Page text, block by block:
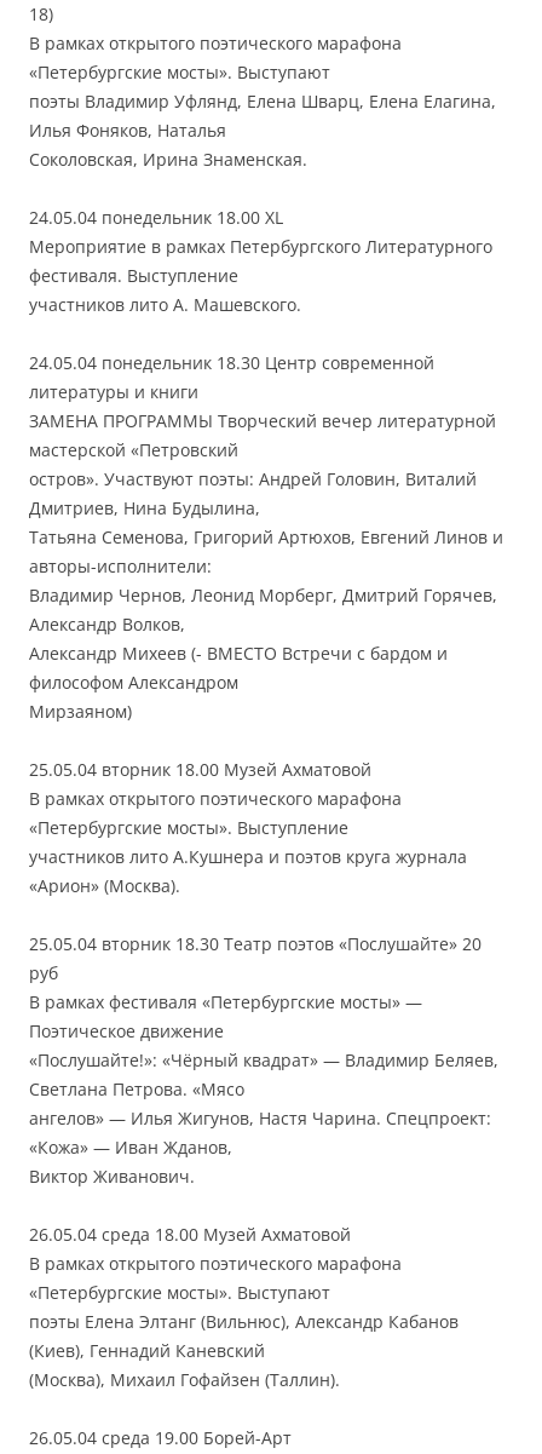
18)
В рамках открытого поэтического марафона
«Петербургские мосты». Выступают
поэты Владимир Уфлянд, Елена Шварц, Елена Елагина,
Илья Фоняков, Наталья
Соколовская, Ирина Знаменская.
24.05.04 понедельник 18.00 XL
Мероприятие в рамках Петербургского Литературного
фестиваля. Выступление
участников лито А. Машевского.
24.05.04 понедельник 18.30 Центр современной
литературы и книги
ЗАМЕНА ПРОГРАММЫ Творческий вечер литературной
мастерской «Петровский
остров». Участвуют поэты: Андрей Головин, Виталий
Дмитриев, Нина Будылина,
Татьяна Семенова, Григорий Артюхов, Евгений Линов и
авторы-исполнители:
Владимир Чернов, Леонид Морберг, Дмитрий Горячев,
Александр Волков,
Александр Михеев (- ВМЕСТО Встречи с бардом и
философом Александром
Мирзаяном)
25.05.04 вторник 18.00 Музей Ахматовой
В рамках открытого поэтического марафона
«Петербургские мосты». Выступление
участников лито А.Кушнера и поэтов круга журнала
«Арион» (Москва).
25.05.04 вторник 18.30 Театр поэтов «Послушайте» 20
руб
В рамках фестиваля «Петербургские мосты» —
Поэтическое движение
«Послушайте!»: «Чёрный квадрат» — Владимир Беляев,
Светлана Петрова. «Мясо
ангелов» — Илья Жигунов, Настя Чарина. Спецпроект:
«Кожа» — Иван Жданов,
Виктор Живанович.
26.05.04 среда 18.00 Музей Ахматовой
В рамках открытого поэтического марафона
«Петербургские мосты». Выступают
поэты Елена Элтанг (Вильнюс), Александр Кабанов
(Киев), Геннадий Каневский
(Москва), Михаил Гофайзен (Таллин).
26.05.04 среда 19.00 Борей-Арт